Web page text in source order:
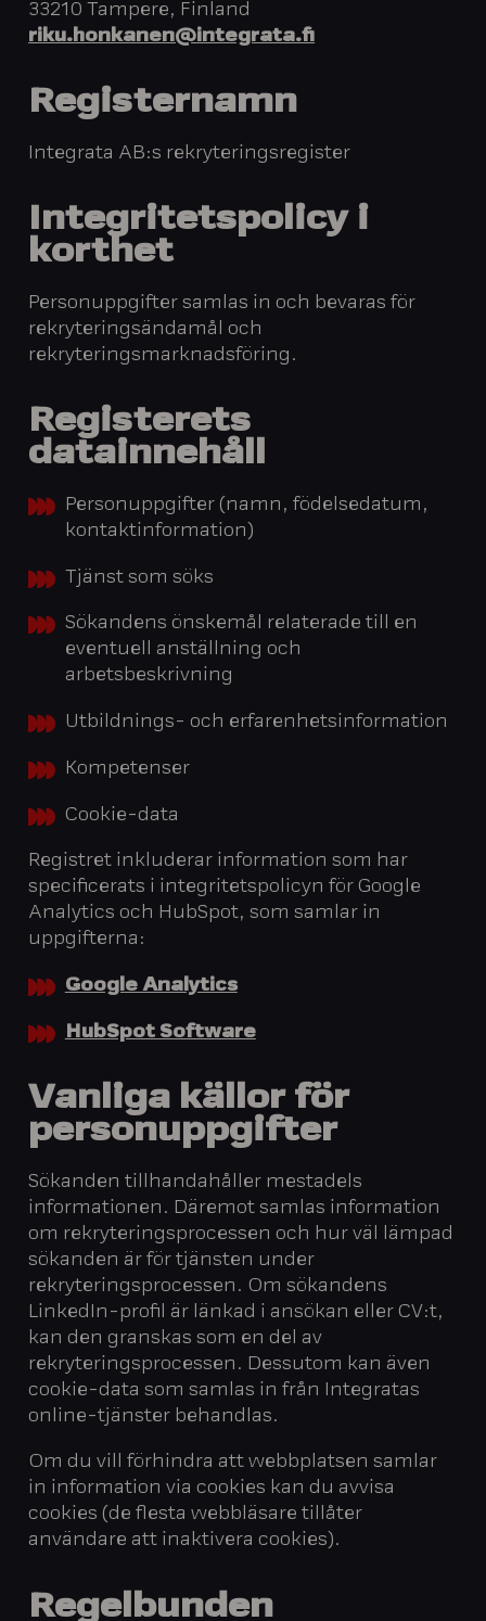
33210 Tampere, Finland
riku.honkanen@integrata.fi
Registernamn
Integrata AB:s rekryteringsregister
Integritetspolicy i
korthet
Personuppgifter samlas in och bevaras för
rekryteringsändamål och
rekryteringsmarknadsföring.
Registerets
datainnehåll
Personuppgifter (namn, födelsedatum,
kontaktinformation)
Tjänst som söks
Sökandens önskemål relaterade till en
eventuell anställning och
arbetsbeskrivning
Utbildnings- och erfarenhetsinformation
Kompetenser
Cookie-data
Registret inkluderar information som har
specificerats i integritetspolicyn för Google
Analytics och HubSpot, som samlar in
uppgifterna:
Google Analytics
HubSpot Software
Vanliga källor för
personuppgifter
Sökanden tillhandahåller mestadels
informationen. Däremot samlas information
om rekryteringsprocessen och hur väl lämpad
sökanden är för tjänsten under
rekryteringsprocessen. Om sökandens
LinkedIn-profil är länkad i ansökan eller CV:t,
kan den granskas som en del av
rekryteringsprocessen. Dessutom kan även
cookie-data som samlas in från Integratas
online-tjänster behandlas.
Om du vill förhindra att webbplatsen samlar
in information via cookies kan du avvisa
cookies (de flesta webbläsare tillåter
användare att inaktivera cookies).
Regelbunden